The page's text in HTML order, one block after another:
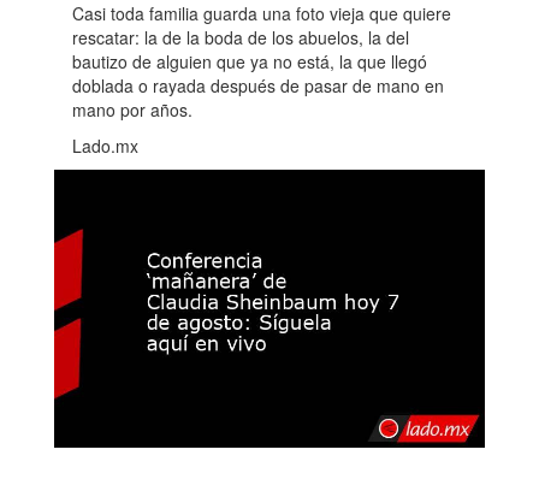
Casi toda familia guarda una foto vieja que quiere
rescatar: la de la boda de los abuelos, la del
bautizo de alguien que ya no está, la que llegó
doblada o rayada después de pasar de mano en
mano por años.
Lado.mx